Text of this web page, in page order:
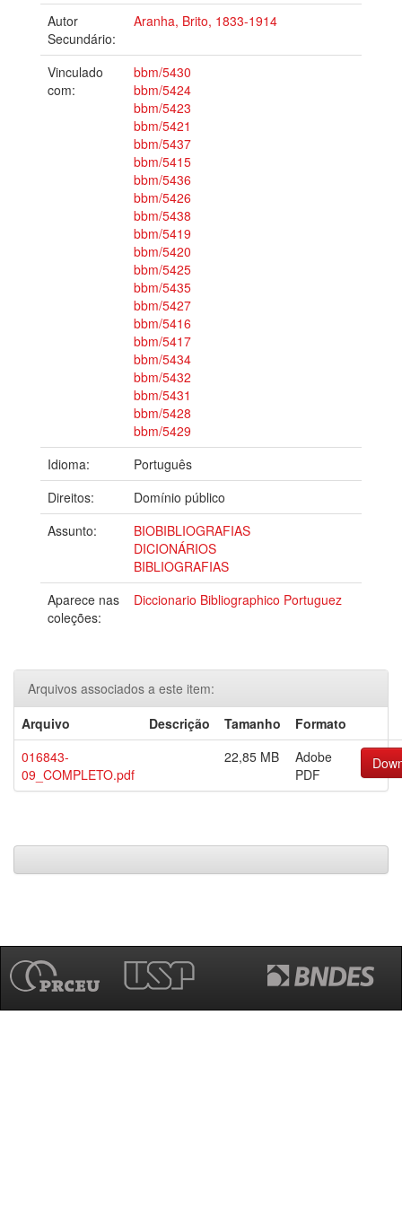
Autor
Secundário:
Aranha, Brito, 1833-1914
Vinculado
com:
bbm/5430
bbm/5424
bbm/5423
bbm/5421
bbm/5437
bbm/5415
bbm/5436
bbm/5426
bbm/5438
bbm/5419
bbm/5420
bbm/5425
bbm/5435
bbm/5427
bbm/5416
bbm/5417
bbm/5434
bbm/5432
bbm/5431
bbm/5428
bbm/5429
Idioma:
Português
Direitos:
Domínio público
Assunto:
BIOBIBLIOGRAFIAS
DICIONÁRIOS
BIBLIOGRAFIAS
Aparece nas
coleções:
Diccionario Bibliographico Portuguez
Arquivos associados a este item:
Arquivo
Descrição Tamanho
Formato
016843-
09_COMPLETO.pdf
22,85 MB
Adobe
PDF